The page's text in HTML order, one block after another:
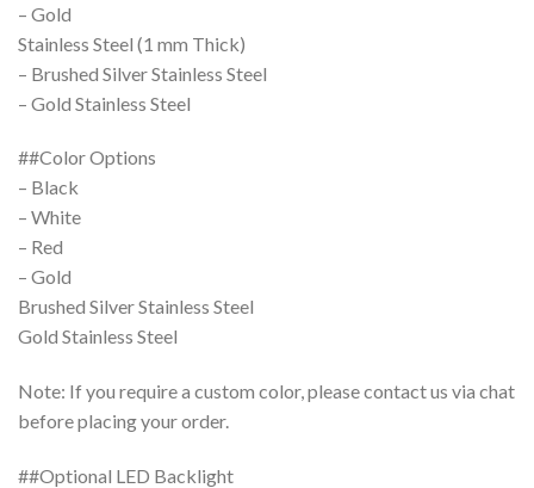
– Gold
Stainless Steel (1 mm Thick)
– Brushed Silver Stainless Steel
– Gold Stainless Steel
##Color Options
– Black
– White
– Red
– Gold
Brushed Silver Stainless Steel
Gold Stainless Steel
Note: If you require a custom color, please contact us via chat
before placing your order.
##Optional LED Backlight